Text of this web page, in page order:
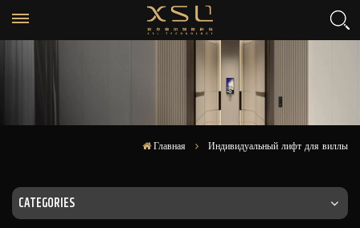
Главная Индивидуальный лифт для виллы
CATEGORIES